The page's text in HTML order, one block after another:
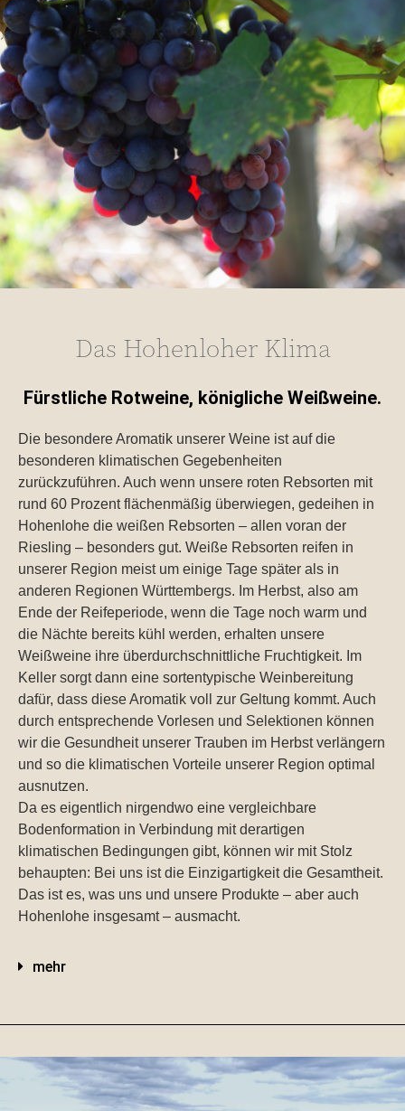
Das Hohenloher Klima
Fürstliche Rotweine, königliche Weißweine.
Die besondere Aromatik unserer Weine ist auf die
besonderen klimatischen Gegebenheiten
zurückzuführen. Auch wenn unsere roten Rebsorten mit
rund 60 Prozent flächenmäßig überwiegen, gedeihen in
Hohenlohe die weißen Rebsorten – allen voran der
Riesling – besonders gut. Weiße Rebsorten reifen in
unserer Region meist um einige Tage später als in
anderen Regionen Württembergs. Im Herbst, also am
Ende der Reifeperiode, wenn die Tage noch warm und
die Nächte bereits kühl werden, erhalten unsere
Weißweine ihre überdurchschnittliche Fruchtigkeit. Im
Keller sorgt dann eine sortentypische Weinbereitung
dafür, dass diese Aromatik voll zur Geltung kommt. Auch
durch entsprechende Vorlesen und Selektionen können
wir die Gesundheit unserer Trauben im Herbst verlängern
und so die klimatischen Vorteile unserer Region optimal
ausnutzen.
Da es eigentlich nirgendwo eine vergleichbare
Bodenformation in Verbindung mit derartigen
klimatischen Bedingungen gibt, können wir mit Stolz
behaupten: Bei uns ist die Einzigartigkeit die Gesamtheit.
Das ist es, was uns und unsere Produkte – aber auch
Hohenlohe insgesamt – ausmacht.
mehr